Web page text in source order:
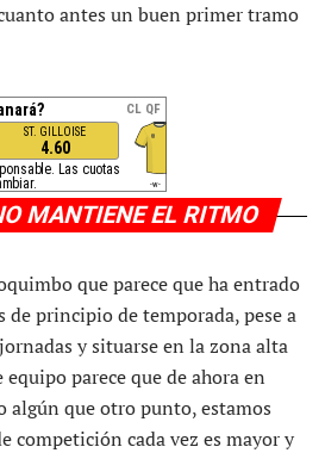
antes un buen primer tramo
MANTIENE EL RITMO
que parece que ha entrado
de principio de temporada, pese a
y situarse en la zona alta
parece que de ahora en
algún que otro punto, estamos
competición cada vez es mayor y